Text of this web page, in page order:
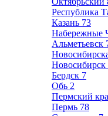
Республика
Казань 73
Набережные
Альметьевск
Новосибирск
Бердск 7
Обь 2
Пермский
Пермь 78